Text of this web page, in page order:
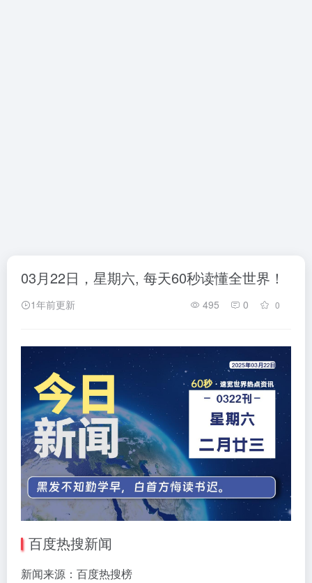
03月22日，星期六, 每天60秒读懂全世界！
1年前更新 495 0 0
百度热搜新闻
新闻来源：百度热搜榜